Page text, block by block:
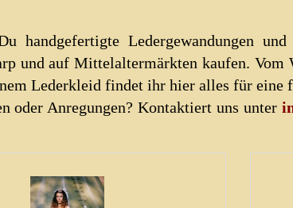
handgefertigte Ledergewandungen
und auf Mittelaltermärkten kaufen. Vom
Lederkleid findet ihr hier alles für eine
oder Anregungen? Kontaktiert uns unter